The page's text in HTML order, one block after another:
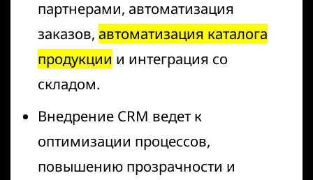
партнерами, автоматизация
заказов, автоматизация каталога
продукции и интеграция со
складом.
Внедрение CRM ведет к
оптимизации процессов,
повышению прозрачности и